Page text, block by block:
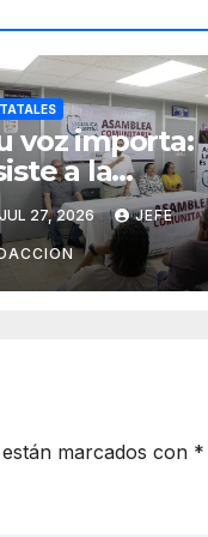
voz importa:
a la
y
tu
del IMSS-
JUL 27, 2026 JEFE
marcados con *